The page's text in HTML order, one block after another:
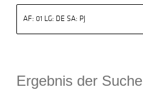
Ergebnis der Suche